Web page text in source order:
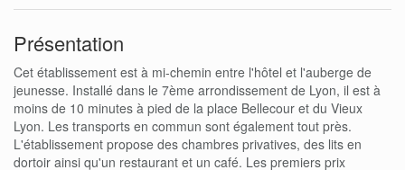
Présentation
Cet établissement est à mi-chemin entre l'hôtel et l'auberge de
jeunesse. Installé dans le 7ème arrondissement de Lyon, il est à
moins de 10 minutes à pied de la place Bellecour et du Vieux
Lyon. Les transports en commun sont également tout près.
L'établissement propose des chambres privatives, des lits en
dortoir ainsi qu'un restaurant et un café. Les premiers prix